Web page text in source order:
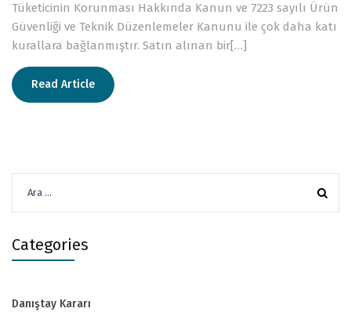
Tüketicinin Korunması Hakkında Kanun ve 7223 sayılı Ürün
Güvenliği ve Teknik Düzenlemeler Kanunu ile çok daha katı
kurallara bağlanmıştır. Satın alınan bir[…]
Read Article
Categories
Danıştay Kararı